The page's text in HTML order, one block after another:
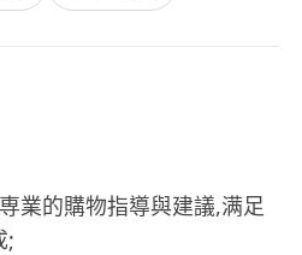
業的購物指導與建議,满足
;